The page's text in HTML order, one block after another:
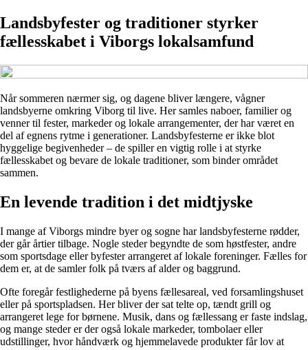
Landsbyfester og traditioner styrker
fællesskabet i Viborgs lokalsamfund
Når sommeren nærmer sig, og dagene bliver længere, vågner
landsbyerne omkring Viborg til live. Her samles naboer, familier og
venner til fester, markeder og lokale arrangementer, der har været en
del af egnens rytme i generationer. Landsbyfesterne er ikke blot
hyggelige begivenheder – de spiller en vigtig rolle i at styrke
fællesskabet og bevare de lokale traditioner, som binder området
sammen.
En levende tradition i det midtjyske
I mange af Viborgs mindre byer og sogne har landsbyfesterne rødder,
der går årtier tilbage. Nogle steder begyndte de som høstfester, andre
som sportsdage eller byfester arrangeret af lokale foreninger. Fælles for
dem er, at de samler folk på tværs af alder og baggrund.
Ofte foregår festlighederne på byens fællesareal, ved forsamlingshuset
eller på sportspladsen. Her bliver der sat telte op, tændt grill og
arrangeret lege for børnene. Musik, dans og fællessang er faste indslag,
og mange steder er der også lokale markeder, tombolaer eller
udstillinger, hvor håndværk og hjemmelavede produkter får lov at